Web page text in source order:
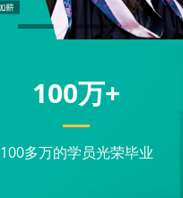
100万+
100多万的学员光荣毕业